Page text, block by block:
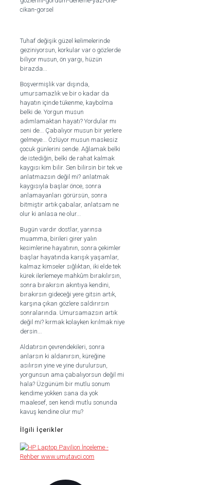
cikan-gorsel
Tuhaf değişik güzel kelimelerinde
geziniyorsun, korkular var o gözlerde
biliyor musun, ön yargı, hüzün
birazda...
Boşvermişlik var dışında,
umursamazlık ve bir o kadar da
hayatın içinde tükenme, kaybolma
belki de. Yorgun musun
adımlamaktan hayatı? Yordular mı
seni de... Çabalıyor musun bir yerlere
gelmeye... Özlüyor musun maskesiz
çocuk günlerini sende. Ağlamak belki
de istediğin, belki de rahat kalmak
kaygısı kim bilir. Sen bilirsin bir tek ve
anlatmazsın değil mi? anlatmak
kaygısıyla başlar önce, sonra
anlamayanları görürsün, sonra
bitmiştir artık çabalar, anlatsam ne
olur ki anlasa ne olur...
Bugün vardır dostlar, yarınsa
muamma, birileri girer yalın
kesimlerine hayatının, sonra çekimler
başlar hayatında karışık yaşamlar,
kalmaz kimseler sığlıktan, iki elde tek
kürek ilerlemeye mahkûm bırakılırsın,
sonra bırakırsın akıntıya kendini,
bırakırsın gideceği yere gitsin artık,
karşına çıkan gözlere saldırırsın
sonralarında. Umursamazsın artık
değil mi? kırmak kolayken kırılmak niye
dersin...
Aldatırsın çevrendekileri, sonra
anlarsın ki aldanırsın, küreğine
asılırsın yine ve yine durulursun,
yorgunsun ama çabalıyorsun değil mi
hala? Üzgünüm bir mutlu sonum
kendime yokken sana da yok
maalesef, sen kendi mutlu sonunda
kavuş kendine olur mu?
İlgili İçerikler